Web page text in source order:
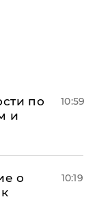
по
и
10:59
о
10:19